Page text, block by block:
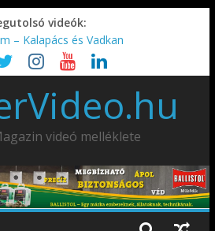
videók:
– Kalapács és Vadkan
és gyártó szakmérnöki,
.45 elöltöltő perkussziós pisztoly
videó melléklete